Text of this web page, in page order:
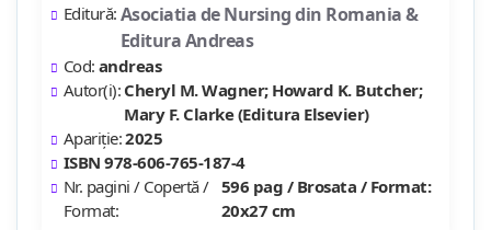
Editură: Asociatia de Nursing din Romania &
Editura Andreas
Cod: andreas
Autor(i): Cheryl M. Wagner; Howard K. Butcher;
Mary F. Clarke (Editura Elsevier)
Apariție:2025
ISBN 978-606-765-187-4
Nr. pagini / Copertă /
Format:
596 pag / Brosata / Format:
20x27 cm